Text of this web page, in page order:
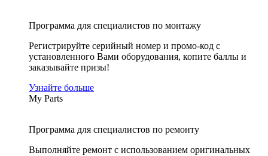
Программа для специалистов по монтажу
Регистрируйте серийный номер и промо-код с
установленного Вами оборудования, копите баллы и
заказывайте призы!
Узнайте больше
My Parts
Программа для специалистов по ремонту
Выполняйте ремонт с использованием оригинальных